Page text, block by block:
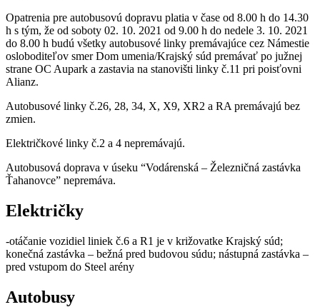
Opatrenia pre autobusovú dopravu platia v čase od 8.00 h do 14.30
h s tým, že od soboty 02. 10. 2021 od 9.00 h do nedele 3. 10. 2021
do 8.00 h budú všetky autobusové linky premávajúce cez Námestie
osloboditeľov smer Dom umenia/Krajský súd premávať po južnej
strane OC Aupark a zastavia na stanovišti linky č.11 pri poisťovni
Alianz.
Autobusové linky č.26, 28, 34, X, X9, XR2 a RA premávajú bez
zmien.
Električkové linky č.2 a 4 nepremávajú.
Autobusová doprava v úseku “Vodárenská – Železničná zastávka
Ťahanovce” nepremáva.
Električky
-otáčanie vozidiel liniek č.6 a R1 je v križovatke Krajský súd;
konečná zastávka – bežná pred budovou súdu; nástupná zastávka –
pred vstupom do Steel arény
Autobusy